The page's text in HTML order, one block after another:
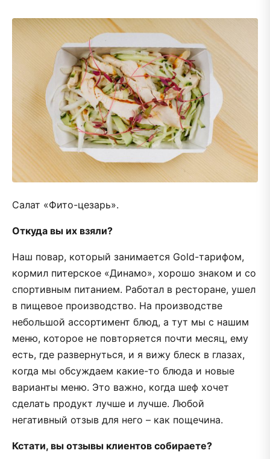
Салат «Фито-цезарь».
Откуда вы их взяли?
Наш повар, который занимается Gold-тарифом,
кормил питерское «Динамо», хорошо знаком и со
спортивным питанием. Работал в ресторане, ушел
в пищевое производство. На производстве
небольшой ассортимент блюд, а тут мы с нашим
меню, которое не повторяется почти месяц, ему
есть, где развернуться, и я вижу блеск в глазах,
когда мы обсуждаем какие-то блюда и новые
варианты меню. Это важно, когда шеф хочет
сделать продукт лучше и лучше. Любой
негативный отзыв для него – как пощечина.
Кстати, вы отзывы клиентов собираете?